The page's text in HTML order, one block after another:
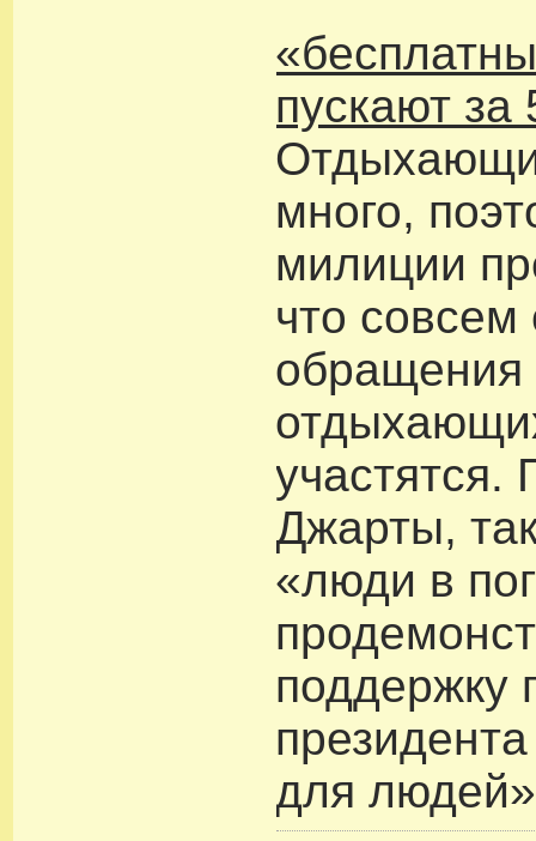
пускают за
много,
милиции
что совсем
обращения
участятся.
Джарты,
«люди в
поддержку
для